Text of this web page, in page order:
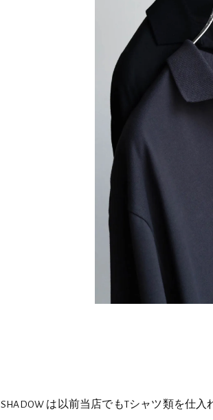
SHADOW は以前当店でもTシャツ類を仕